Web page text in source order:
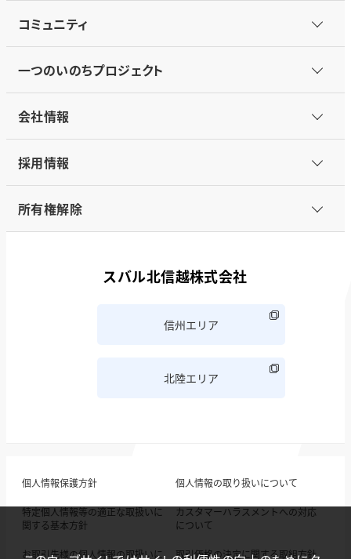
コミュニティ
一つのいのちプロジェクト
会社情報
採用情報
所有権解除
スバル北信越株式会社
信州エリア
北陸エリア
個人情報保護方針 個人情報の取り扱いについて
特定個人情報等の適正な取扱いに
関する基本方針
カスタマーハラスメントへの対応
について
お取引先様の個人情報の取扱いに 取引価格の決定に関する取組方針